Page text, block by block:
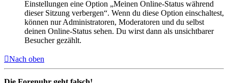
Einstellungen eine Option „Meinen Online-Status während
dieser Sitzung verbergen“. Wenn du diese Option einschaltest,
können nur Administratoren, Moderatoren und du selbst
deinen Online-Status sehen. Du wirst dann als unsichtbarer
Besucher gezählt.
Nach oben